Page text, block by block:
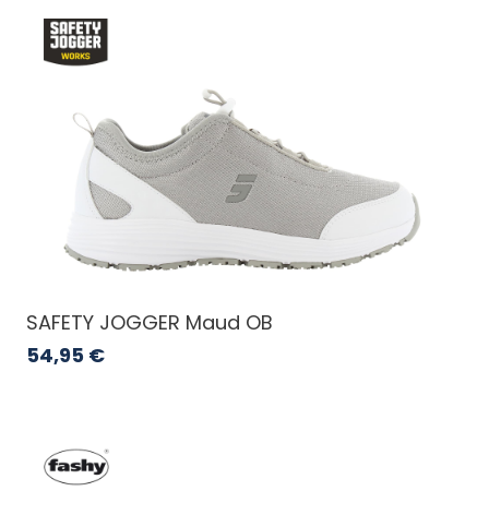
SAFETY JOGGER Maud OB
54,95 €